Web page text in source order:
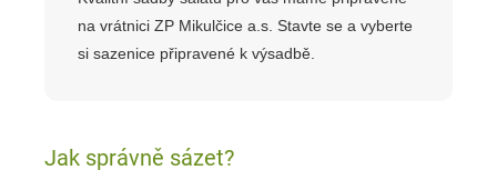
na vrátnici ZP Mikulčice a.s. Stavte se a vyberte
si sazenice připravené k výsadbě.
Jak správně sázet?